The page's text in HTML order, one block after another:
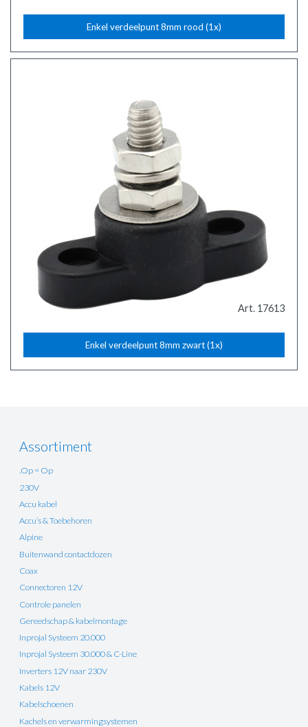
Enkel verdeelpunt 8mm rood (1x)
Art. 17613
Enkel verdeelpunt 8mm zwart (1x)
Assortiment
.Op = Op
230V
Accu kabel
Accu’s & Toebehoren
Alpine
Buitenwand contactdozen
Coax
Connectoren 12V
Controle panelen
Gereedschap & kabelmontage
Inprojal Systeem 20.000
Inprojal Systeem 30.000 & C-Line
Inverters 12V naar 230V
Kabels 12V
Kabelschoenen
Kachels en verwarmingsystemen